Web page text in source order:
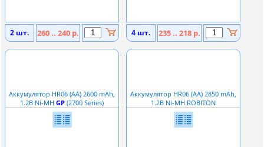
2 шт. 260 .. 240 р. 4 шт. 235 .. 218 р.
Аккумулятор HR06 (АА) 2600 mAh,
1.2В Ni-MH GP (2700 Series)
Аккумулятор HR06 (АА) 2850 mAh,
1.2В Ni-MH ROBITON